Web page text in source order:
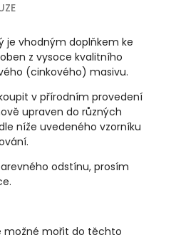
je vhodným doplňkem ke
z vysoce kvalitního
(cinkového) masivu.
v přírodním provedení
upraven do různých
níže uvedeného vzorníku
odstínu, prosím
možné mořit do těchto